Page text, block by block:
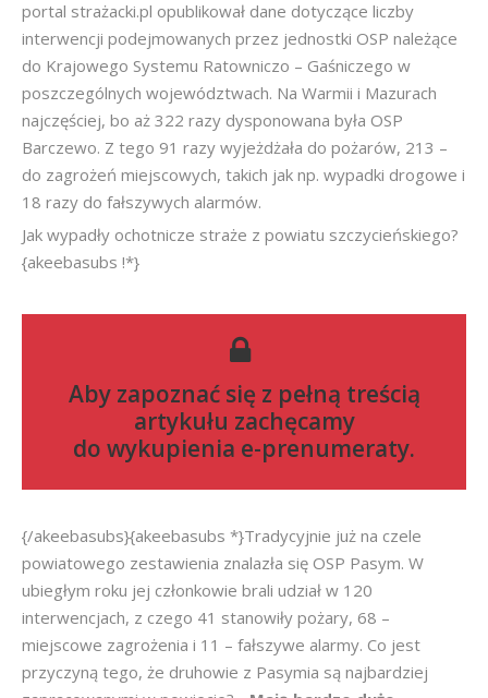
portal strażacki.pl opublikował dane dotyczące liczby
interwencji podejmowanych przez jednostki OSP należące
do Krajowego Systemu Ratowniczo – Gaśniczego w
poszczególnych województwach. Na Warmii i Mazurach
najczęściej, bo aż 322 razy dysponowana była OSP
Barczewo. Z tego 91 razy wyjeżdżała do pożarów, 213 –
do zagrożeń miejscowych, takich jak np. wypadki drogowe i
18 razy do fałszywych alarmów.
Jak wypadły ochotnicze straże z powiatu szczycieńskiego?
{akeebasubs !*}
Aby zapoznać się z pełną treścią
artykułu zachęcamy
do wykupienia e-prenumeraty.
{/akeebasubs}{akeebasubs *}Tradycyjnie już na czele
powiatowego zestawienia znalazła się OSP Pasym. W
ubiegłym roku jej członkowie brali udział w 120
interwencjach, z czego 41 stanowiły pożary, 68 –
miejscowe zagrożenia i 11 – fałszywe alarmy. Co jest
przyczyną tego, że druhowie z Pasymia są najbardziej